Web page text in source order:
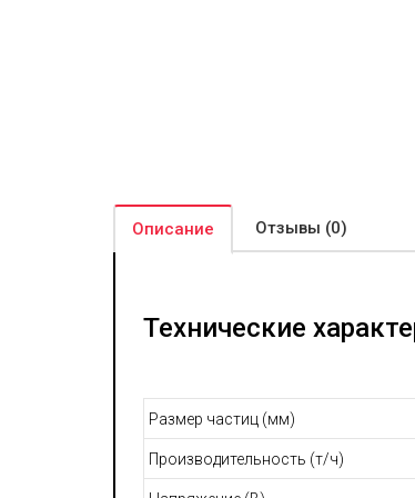
Описание Отзывы (0)
Технические
Размер частиц (мм)
Производительность (т/ч)